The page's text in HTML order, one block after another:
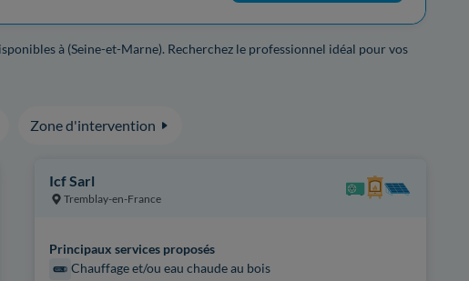
à (Seine-et-Marne). Recherchez le professionnel idéal pour vos
Zone d'intervention
Icf Sarl
Tremblay-en-France
Principaux services proposés
Chauffage et/ou eau chaude au bois